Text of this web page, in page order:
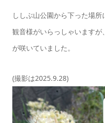
ししぶ山公園から下った場所
観音様がいらっしゃいます
が咲いていました。
(撮影は2025.9.28)